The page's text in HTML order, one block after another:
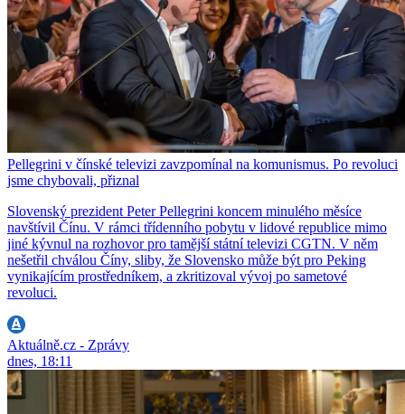
Pellegrini v čínské televizi zavzpomínal na komunismus. Po revoluci
jsme chybovali, přiznal
Slovenský prezident Peter Pellegrini koncem minulého měsíce
navštívil Čínu. V rámci třídenního pobytu v lidové republice mimo
jiné kývnul na rozhovor pro tamější státní televizi CGTN. V něm
nešetřil chválou Číny, sliby, že Slovensko může být pro Peking
vynikajícím prostředníkem, a zkritizoval vývoj po sametové
revoluci.
Aktuálně.cz - Zprávy
dnes, 18:11